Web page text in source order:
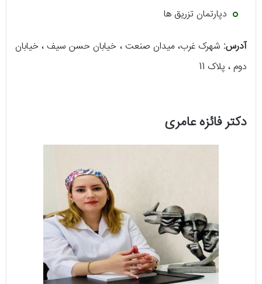
دپارتمان تزریق ها
آدرس: شهرک غرب، میدان صنعت ، خیابان حسن سیف ، خیابان
دوم ، پلاک 11
دکتر فائزه عامری